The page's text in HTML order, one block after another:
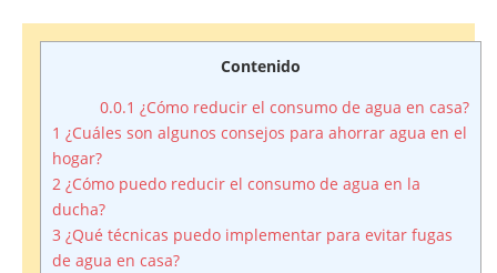
Contenido
0.0.1 ¿Cómo reducir el consumo de agua en casa?
1 ¿Cuáles son algunos consejos para ahorrar agua en el
hogar?
2 ¿Cómo puedo reducir el consumo de agua en la
ducha?
3 ¿Qué técnicas puedo implementar para evitar fugas
de agua en casa?